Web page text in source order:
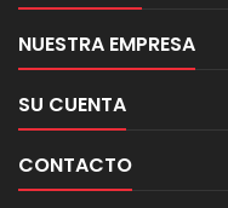
NUESTRA EMPRESA
SU CUENTA
CONTACTO